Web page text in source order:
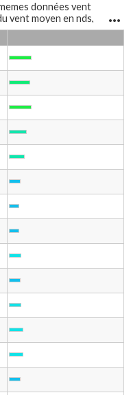
données vent
vent moyen en nds,
du vent) sous forme
/ Osnabrueck
permet d'avoir la